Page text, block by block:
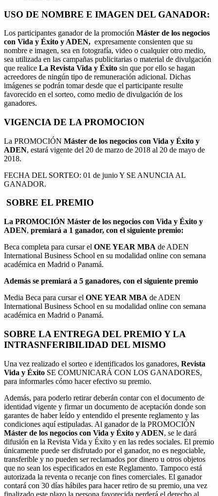
USO DE NOMBRE E IMAGEN DEL GANADOR:
Los participantes ganador de la promoción Máster de los negocios
con Vida y Éxito y ADEN, expresamente consienten que su
nombre e imagen, sea en fotografía, video o cualquier otro medio,
sea utilizada en las campañas publicitarias o material de divulgación
que realice La Revista Vida y Éxito sin que por ello se hagan
acreedores de ningún tipo de remuneración adicional. Dichas
imágenes se podrán tomar desde que el participante resulte
favorecido en el sorteo, como medio de divulgación de los
ganadores.
VIGENCIA DE LA PROMOCION
La PROMOCIÓN Máster de los negocios con Vida y Éxito y
ADEN, estará vigente del 20 de marzo de 2018 al 20 de mayo de
2018.
FECHA DEL SORTEO: 01 de junio Y SE ANUNCIA AL
GANADOR.
SOBRE EL PREMIO
La PROMOCIÓN Máster de los negocios con Vida y Éxito y
ADEN, premiará a 1 ganador, con el siguiente premio:
Beca completa para cursar el ONE YEAR MBA de ADEN
International Business School en su modalidad online con semana
académica en Madrid o Panamá.
Además se premiará a 5 ganadores, con el siguiente premio
Media Beca para cursar el ONE YEAR MBA de ADEN
International Business School en su modalidad online con semana
académica en Madrid o Panamá.
SOBRE LA ENTREGA DEL PREMIO Y LA
INTRASNFERIBILIDAD DEL MISMO
Una vez realizado el sorteo e identificados los ganadores, Revista
Vida y Éxito SE COMUNICARÁ CON LOS GANADORES,
para informarles cómo hacer efectivo su premio.
Además, para poderlo retirar deberán contar con el documento de
identidad vigente y firmar un documento de aceptación donde son
garantes de haber leído y entendido el presente reglamento y las
condiciones aquí estipuladas. Al ganador de la PROMOCIÓN
Máster de los negocios con Vida y Éxito y ADEN, se le dará
difusión en la Revista Vida y Éxito y en las redes sociales. El premio
únicamente puede ser disfrutado por el ganador, no es negociable,
transferible y no pueden ser reclamados por dinero u otros objetos
que no sean los especificados en este Reglamento. Tampoco está
autorizada la reventa o recanje con fines comerciales. El ganador
contará con 30 días hábiles para hacer retiro de su premio, una vez
finalizado este plazo la persona favorecida perderá el derecho al